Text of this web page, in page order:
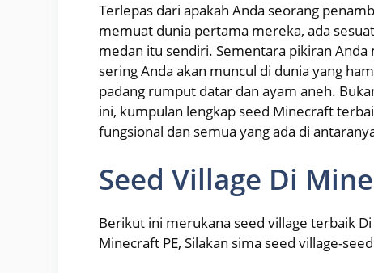
Terlepas dari apakah Anda seorang
memuat dunia pertama mereka, ada
medan itu sendiri. Sementara pikiran
sering Anda akan muncul di dunia yang
padang rumput datar dan ayam aneh.
ini, kumpulan lengkap seed Minecraft
fungsional dan semua yang ada di
Seed Village Di
Berikut ini merukana seed village terbaik
Minecraft PE, Silakan sima seed village-